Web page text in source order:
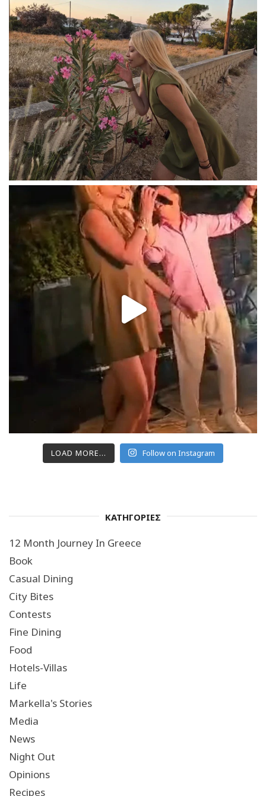
LOAD MORE... Follow on Instagram
ΚΑΤΗΓΟΡΙΕΣ
12 Month Journey In Greece
Book
Casual Dining
City Bites
Contests
Fine Dining
Food
Hotels-Villas
Life
Markella's Stories
Media
News
Night Out
Opinions
Recipes